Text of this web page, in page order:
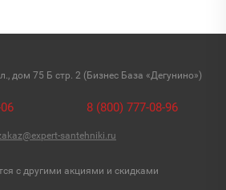
дом 75 Б стр. 2 (Бизнес База «Дегунино»)
8 (800) 777-08-96
santehniki.ru
с другими акциями и скидками